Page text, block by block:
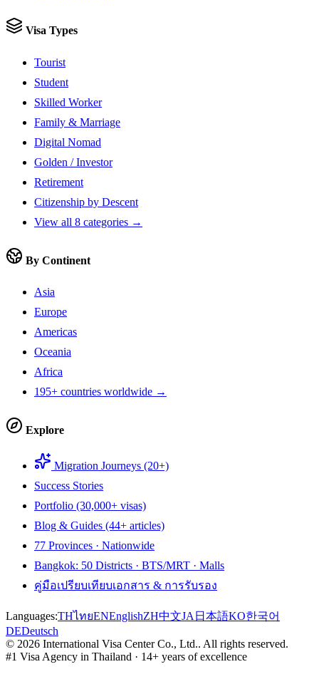
Visa Types
Tourist
Student
Skilled Worker
Family & Marriage
Digital Nomad
Golden / Investor
Retirement
Citizenship by Descent
View all 8 categories →
By Continent
Asia
Europe
Americas
Oceania
Africa
195+ countries worldwide →
Explore
Migration Journeys (20+)
Success Stories
Portfolio (30,000+ visas)
Blog & Guides (44+ articles)
77 Provinces · Nationwide
Bangkok: 50 Districts · BTS/MRT · Malls
คู่มือเปรียบเทียบเอกสาร & การรับรอง
Languages:THไทยENEnglishZH中文JA 日本語KO한국어
DEDeutsch
© 2026 International Visa Center Co., Ltd.. All rights reserved.
#1 Visa Agency in Thailand · 14+ years of excellence